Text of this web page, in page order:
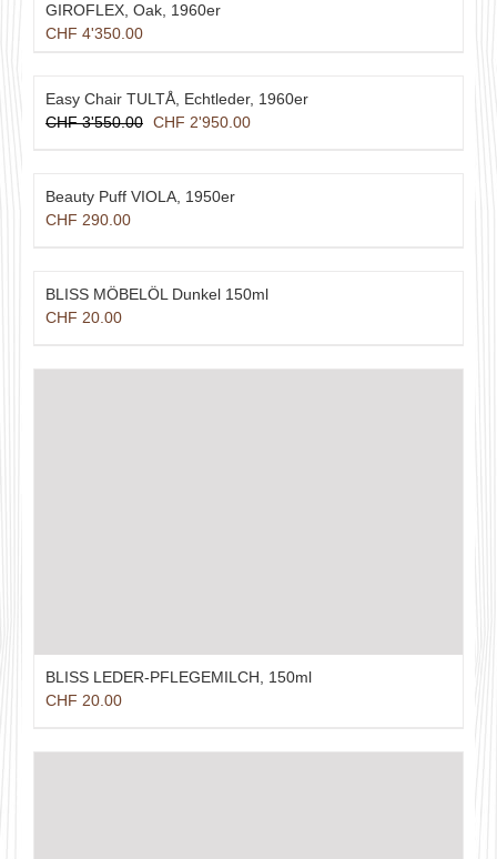
GIROFLEX, Oak, 1960er
CHF 4'350.00
Easy Chair TULTÅ, Echtleder, 1960er
CHF3'550.00 Ursprünglicher
CHF 3'550.00
CHF 2'950.00Aktueller
Beauty Puff VIOLA, 1950er
CHF 290.00
BLISS MÖBELÖL Dunkel 150ml
CHF 20.00
BLISS LEDER-PFLEGEMILCH, 150ml
CHF 20.00